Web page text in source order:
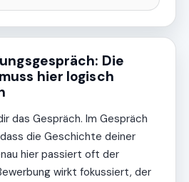
Die
hier logisch
das Gespräch. Im Gespräch
die Geschichte deiner
hier passiert oft der
wirkt fokussiert, der